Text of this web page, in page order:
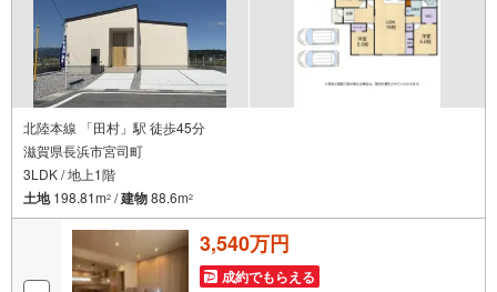
北陸本線 「田村」駅 徒歩45分
滋賀県長浜市宮司町
3LDK / 地上1階
土地198.81m2 /建物88.6m2
3,540万円
成約でもらえる